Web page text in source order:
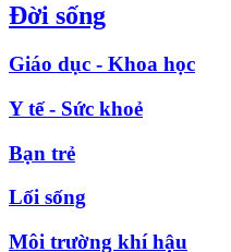
Đời sống
Giáo dục - Khoa học
Y tế - Sức khoẻ
Bạn trẻ
Lối sống
Môi trường khí hậu